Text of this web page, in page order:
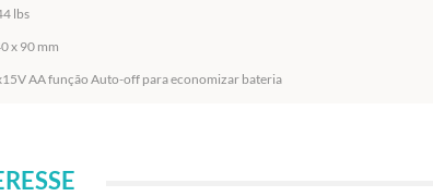
lbs
x 90 mm
AA função Auto-off para economizar bateria